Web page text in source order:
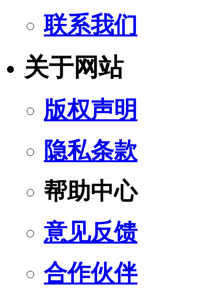
联系我们
关于网站
版权声明
隐私条款
帮助中心
意见反馈
合作伙伴